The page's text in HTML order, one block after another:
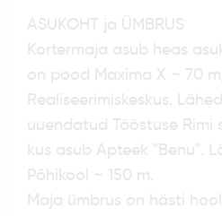
ASUKOHT ja ÜMBRUS
Kortermaja asub heas
on pood Maxima X ~ 70
Realiseerimiskeskus.
uuendatud Tööstuse Rimi
kus asub Apteek "Benu".
Põhikool ~ 150 m.
Maja ümbrus on hästi